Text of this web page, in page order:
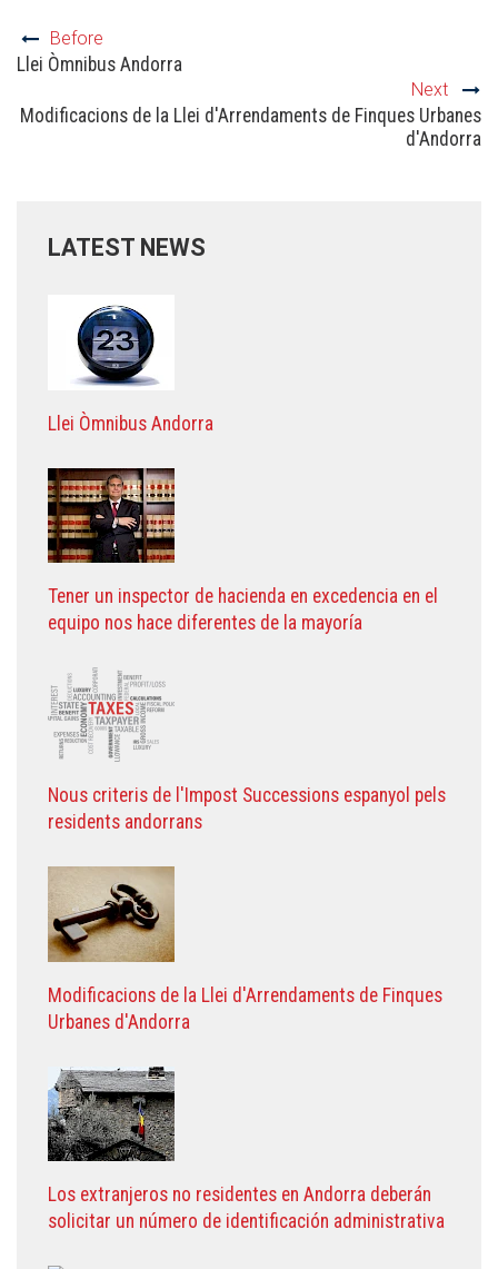
Before
Llei Òmnibus Andorra
Next
Modificacions de la Llei d'Arrendaments de Finques Urbanes
d'Andorra
LATEST NEWS
Llei Òmnibus Andorra
Tener un inspector de hacienda en excedencia en el
equipo nos hace diferentes de la mayoría
Nous criteris de l'Impost Successions espanyol pels
residents andorrans
Modificacions de la Llei d'Arrendaments de Finques
Urbanes d'Andorra
Los extranjeros no residentes en Andorra deberán
solicitar un número de identificación administrativa